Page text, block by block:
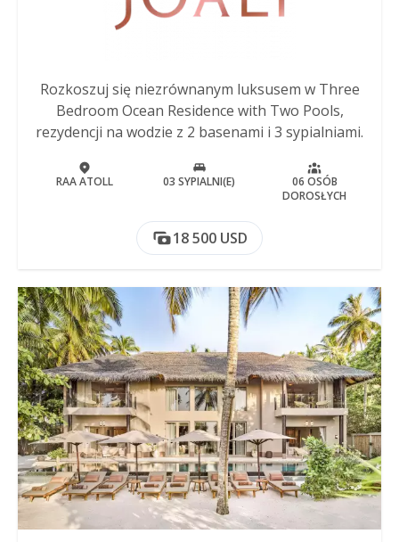
Rozkoszuj się niezrównanym luksusem w Three
Bedroom Ocean Residence with Two Pools,
rezydencji na wodzie z 2 basenami i 3 sypialniami.
RAA ATOLL 03 SYPIALNI(E)
06 OSÓB
DOROSŁYCH
18 500 USD